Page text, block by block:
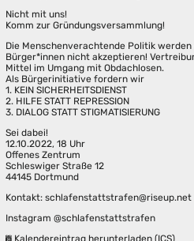
Nicht mit uns!
Komm zur Gründungsversammlung!
Die Menschenverachtende Politik
Bürger*innen nicht akzeptieren!
Mittel im Umgang mit Obdachlosen.
Als Bürgerinitiative fordern wir
1. KEIN SICHERHEITSDIENST
2. HILFE STATT REPRESSION
3. DIALOG STATT STIGMATISIERUNG
Sei dabei!
12.10.2022, 18 Uhr
Offenes Zentrum
Schleswiger Straße 12
44145 Dortmund
Kontakt: schlafenstattstrafen@riseup.net
Instagram @schlafenstattstrafen
Kalendereintrag herunterladen (ICS)